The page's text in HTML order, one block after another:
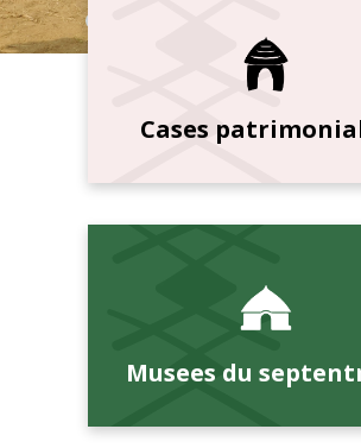
Cases
Musees du